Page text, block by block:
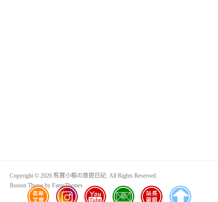
Copyright © 2026 熊寶小榆の旅遊日記. All Rights Reserved.
Boston Theme by FameThemes